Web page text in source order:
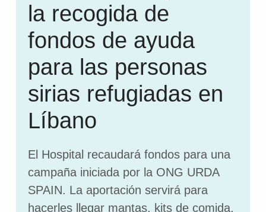
la recogida de
fondos de ayuda
para las personas
sirias refugiadas en
Líbano
El Hospital recaudará fondos para una
campaña iniciada por la ONG URDA
SPAIN. La aportación servirá para
hacerles llegar mantas, kits de comida,